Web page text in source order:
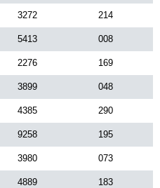
3272 214
5413 008
2276 169
3899 048
4385 290
9258 195
3980 073
4889 183